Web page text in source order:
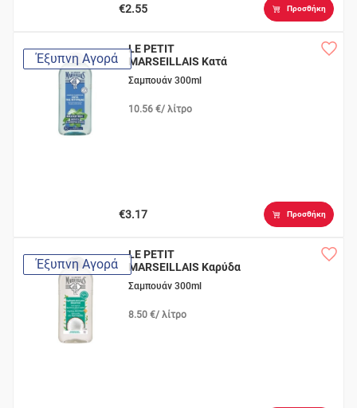
€2.55 Προσθήκη
Έξυπνη Αγορά
LE PETIT
MARSEILLAIS Κατά
της Πιτυρίδας με
Μέντα
Σαμπουάν 300ml
10.56 €/ λίτρο
€3.17 Προσθήκη
Έξυπνη Αγορά
LE PETIT
MARSEILLAIS Καρύδα
Σαμπουάν 300ml
8.50 €/ λίτρο